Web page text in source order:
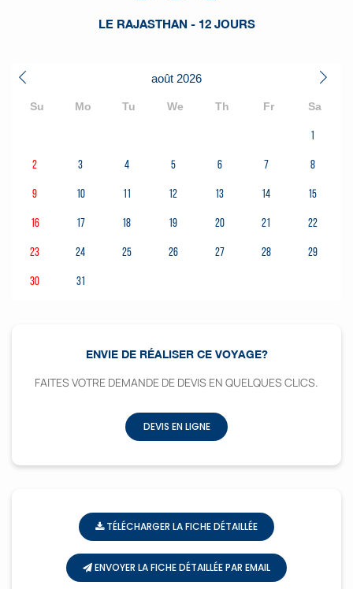
LE RAJASTHAN - 12 JOURS
août 2026
Su Mo Tu We Th Fr Sa
1
2 3 4 5 6 7 8
9 10 11 12 13 14 15
16 17 18 19 20 21 22
23 24 25 26 27 28 29
30 31
ENVIE DE RÉALISER CE VOYAGE?
FAITES VOTRE DEMANDE DE DEVIS EN QUELQUES CLICS.
DEVIS EN LIGNE
TÉLÉCHARGER LA FICHE DÉTAILLÉE
ENVOYER LA FICHE DÉTAILLÉE PAR EMAIL